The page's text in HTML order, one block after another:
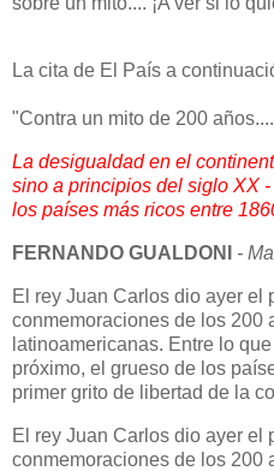
La cita de El País a
"Contra un mito de 200
La desigualdad en el
sino a principios del siglo XX
los países más ricos entre
FERNANDO GUALDONI -
El rey Juan Carlos dio ayer el
conmemoraciones de los 200
latinoamericanas. Entre lo
próximo, el grueso de los
primer grito de libertad de la
El rey Juan Carlos dio ayer el
conmemoraciones de los 200